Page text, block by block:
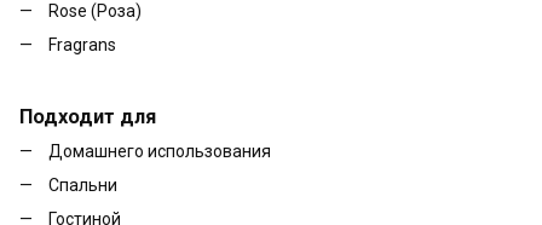
Rose (Роза)
Fragrans
Подходит для
Домашнего использования
Спальни
Гостиной